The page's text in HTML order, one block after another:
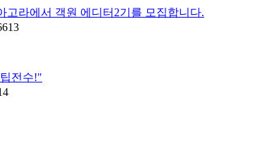
고라에서 객원 에디터2기를 모집합니다.
전수!"